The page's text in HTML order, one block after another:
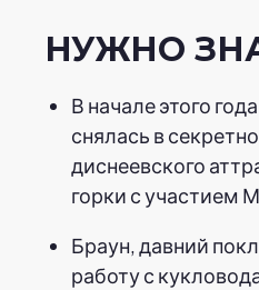
НУЖНО
В начале этого
снялась в
диснеевского
горки с участием
Браун, давний
работу с